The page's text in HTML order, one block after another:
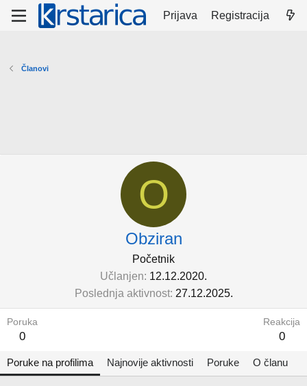
Prijava Registracija
Članovi
O
Obziran
Početnik
Učlanjen 12.12.2020.
Poslednja aktivnost 27.12.2025.
Poruka
0
Reakcija
0
Poruke na profilima Najnovije aktivnosti Poruke O članu